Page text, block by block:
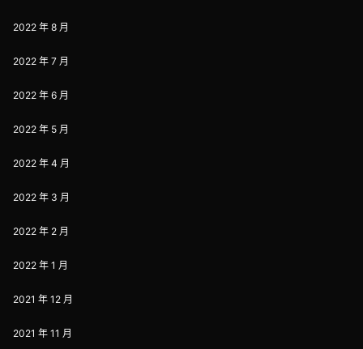
2022 年 8 月
2022 年 7 月
2022 年 6 月
2022 年 5 月
2022 年 4 月
2022 年 3 月
2022 年 2 月
2022 年 1 月
2021 年 12 月
2021 年 11 月